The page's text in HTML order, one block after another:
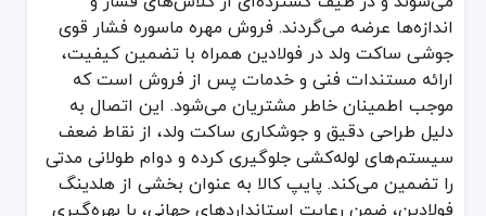
اندازه‌ها عرضه می‌گردند. فروش مهره ماسوره فشار قوی
جوشی ساکت ولد در فولادین همراه با تضمین کیفیت،
ارائه مستندات فنی و خدمات پس از فروش است که
موجب اطمینان خاطر مشتریان می‌شود. این اتصال به
دلیل طراحی دقیق و جوشکاری ساکت ولد، از نقاط ضعف
سیستم‌های لوله‌کشی جلوگیری کرده و دوام طولانی مدتی
را تضمین می‌کند. پایپ کالا به عنوان بخشی از هلدینگ
فولادین، ضمن رعایت استانداردهای جهانی، با بهره‌گیری